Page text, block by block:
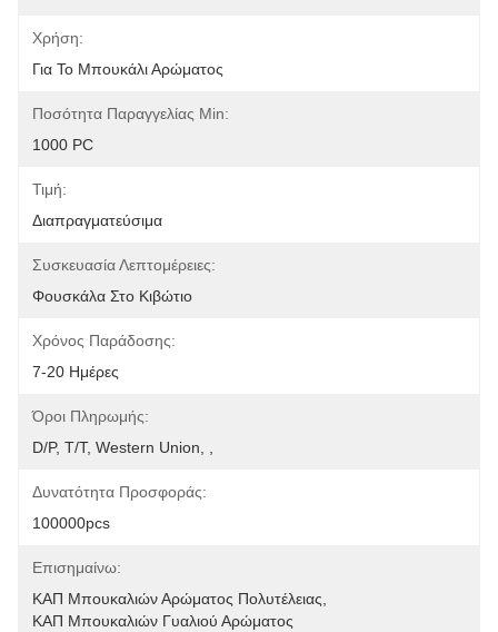
Χρήση:
Για Το Μπουκάλι Αρώματος
Ποσότητα Παραγγελίας Min:
1000 PC
Τιμή:
Διαπραγματεύσιμα
Συσκευασία Λεπτομέρειες:
Φουσκάλα Στο Κιβώτιο
Χρόνος Παράδοσης:
7-20 Ημέρες
Όροι Πληρωμής:
D/P, T/T, Western Union, ,
Δυνατότητα Προσφοράς:
100000pcs
Επισημαίνω:
ΚΑΠ Μπουκαλιών Αρώματος Πολυτέλειας
ΚΑΠ Μπουκαλιών Γυαλιού Αρώματος